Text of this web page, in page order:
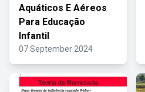
Aquáticos E Aéreos
Para Educação
Infantil
07 September 2024